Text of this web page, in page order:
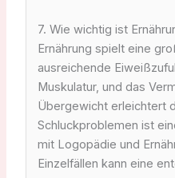
7. Wie wichtig ist
Ernährung spielt eine
ausreichende
Muskulatur, und das
Übergewicht erleichtert
Schluckproblemen ist
mit Logopädie und
Einzelfällen kann eine